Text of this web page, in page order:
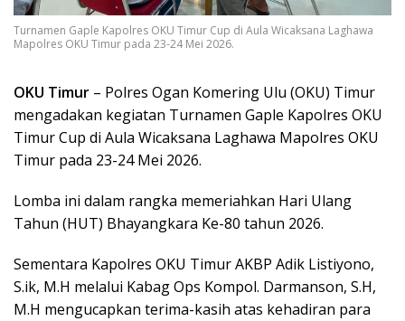
Turnamen Gaple Kapolres OKU Timur Cup di Aula Wicaksana Laghawa
Mapolres OKU Timur pada 23-24 Mei 2026.
OKU Timur – Polres Ogan Komering Ulu (OKU) Timur
mengadakan kegiatan Turnamen Gaple Kapolres OKU
Timur Cup di Aula Wicaksana Laghawa Mapolres OKU
Timur pada 23-24 Mei 2026.
Lomba ini dalam rangka memeriahkan Hari Ulang
Tahun (HUT) Bhayangkara Ke-80 tahun 2026.
Sementara Kapolres OKU Timur AKBP Adik Listiyono,
S.ik, M.H melalui Kabag Ops Kompol. Darmanson, S.H,
M.H mengucapkan terima-kasih atas kehadiran para